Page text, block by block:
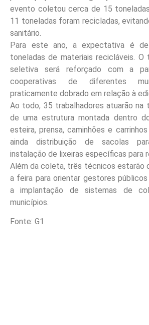
evento coletou cerca de 15
11 toneladas foram recicladas,
sanitário.
Para este ano, a expectativa é
toneladas de materiais recicláveis.
seletiva será reforçado com a
cooperativas de diferentes
praticamente dobrado em relação à
Ao todo, 35 trabalhadores atuarão na
de uma estrutura montada dentro
esteira, prensa, caminhões e
ainda distribuição de sacolas
instalação de lixeiras específicas para
Além da coleta, três técnicos estarão
a feira para orientar gestores
a implantação de sistemas de
municípios.
Fonte: G1